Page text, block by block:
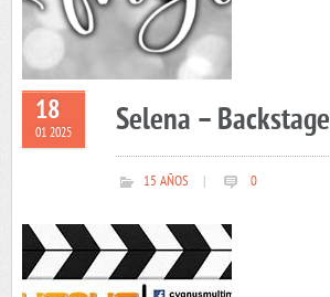
18
01 2025 Selena – Backstage
15 AÑOS 0